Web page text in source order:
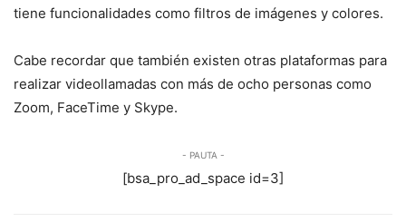
tiene funcionalidades como filtros de imágenes y colores.
Cabe recordar que también existen otras plataformas para
realizar videollamadas con más de ocho personas como
Zoom, FaceTime y Skype.
- PAUTA -
[bsa_pro_ad_space id=3]